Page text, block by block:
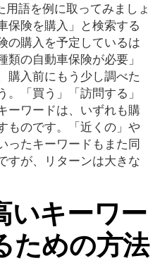
語を例に取ってみましょ
保険を購入」と検索する
の購入を予定しているは
の自動車保険が必要」
購入前にもう少し調べた
「買う」「訪問する」
ーワードは、いずれも購
ものです。「近くの」や
ったキーワードもまた同
すが、リターンは大きな
いキーワー
ための方法